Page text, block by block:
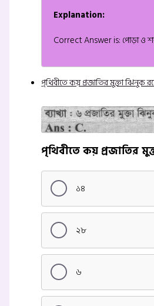
Explanation:
Correct Answer is: পোড়া ও
পৃথিবীতে কয় প্রজাতির মুক্তা ঝিনুক
পৃথিবীতে কয় প্রজাতির
১৪
২৮
৬